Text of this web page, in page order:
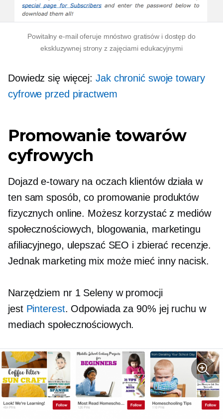
Powitalny e-mail oferuje mnóstwo gratisów i dostęp do
ekskluzywnej strony z zajęciami edukacyjnymi
Dowiedz się więcej: Jak chronić swoje towary
cyfrowe przed piractwem
Promowanie towarów
cyfrowych
Dojazde-towaryna oczach klientów działa w
ten sam sposób, co promowanie produktów
fizycznych online. Możesz korzystać z mediów
społecznościowych, blogowania, marketingu
afiliacyjnego, ulepszać SEO i zbierać recenzje.
Jednak marketing mix może mieć inny nacisk.
Narzędziem nr 1 Seleny w promocji
jest Pinterest. Odpowiada za 90% jej ruchu w
mediach społecznościowych.